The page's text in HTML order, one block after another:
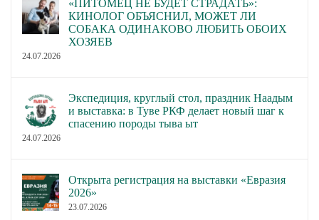
«ПИТОМЕЦ НЕ БУДЕТ СТРАДАТЬ»:
КИНОЛОГ ОБЪЯСНИЛ, МОЖЕТ ЛИ
СОБАКА ОДИНАКОВО ЛЮБИТЬ ОБОИХ
ХОЗЯЕВ
24.07.2026
Экспедиция, круглый стол, праздник Наадым
и выставка: в Туве РКФ делает новый шаг к
спасению породы тыва ыт
24.07.2026
Открыта регистрация на выставки «Евразия
2026»
23.07.2026